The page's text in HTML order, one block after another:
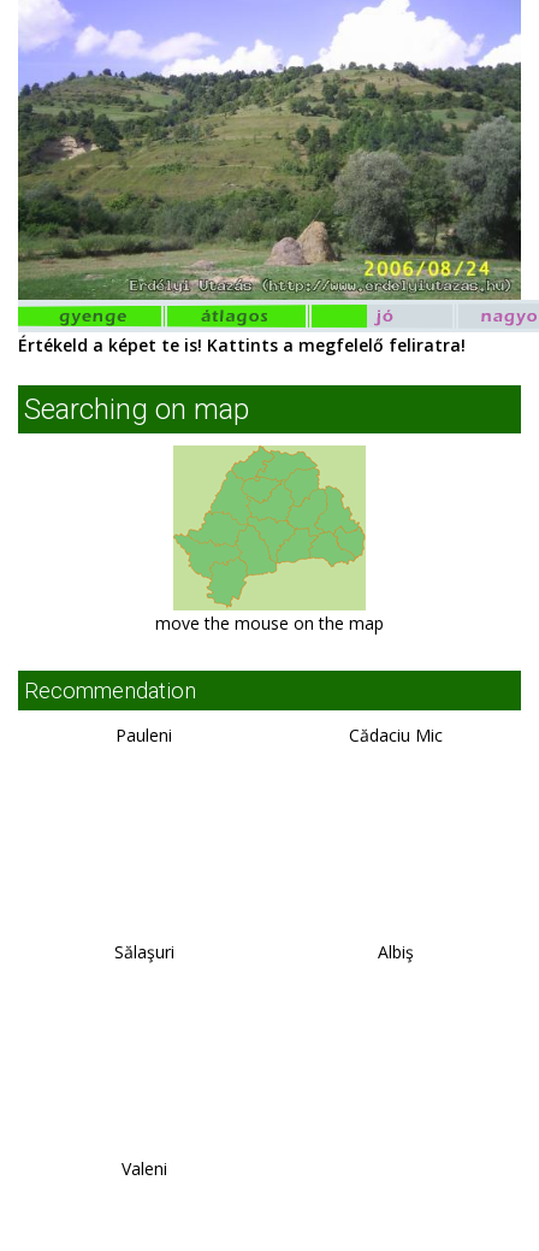
Értékeld a képet te is! Kattints a megfelelő feliratra!
Searching on map
move the mouse on the map
Recommendation
Pauleni Cădaciu Mic
Sălaşuri Albiş
Valeni